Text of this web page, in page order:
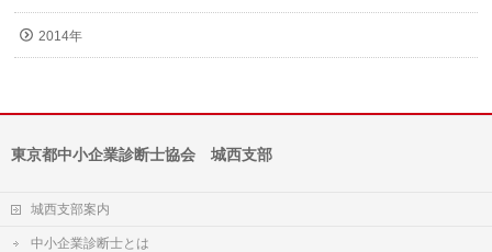
2014年
東京都中小企業診断士協会 城西支部
城西支部案内
中小企業診断士とは